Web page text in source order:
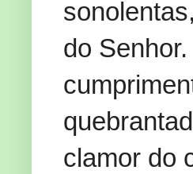
do
clamor do